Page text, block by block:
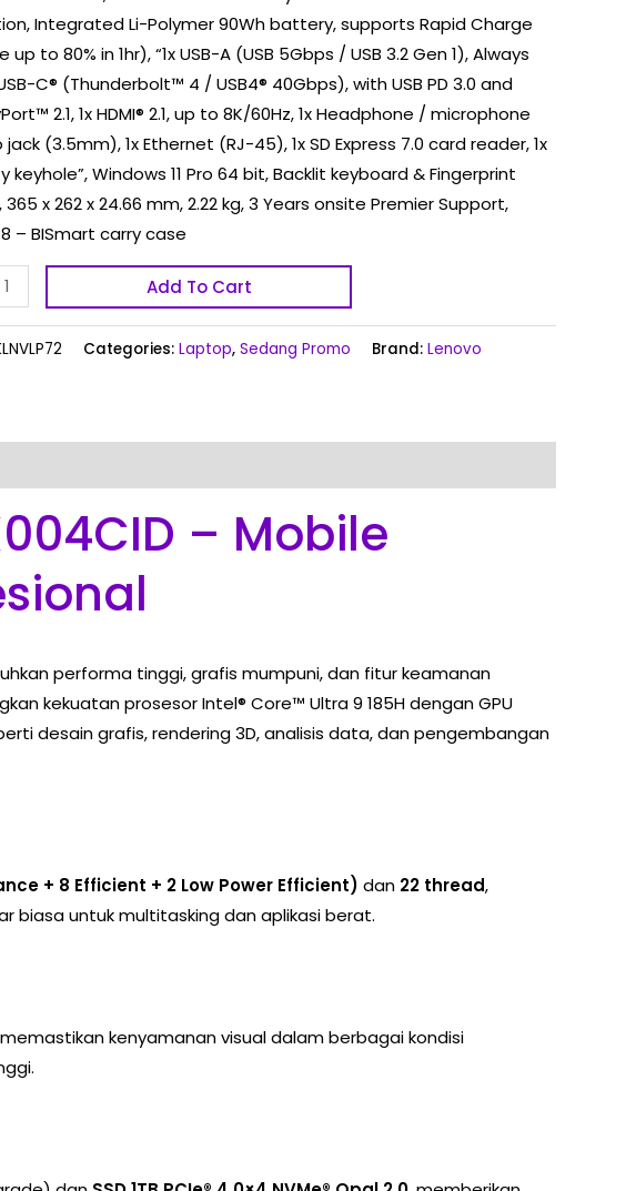
Integrated Li-Polymer 90Wh battery, supports Rapid Charge
up to 80% in 1hr), “1x USB-A (USB 5Gbps / USB 3.2 Gen 1), Always
C® (Thunderbolt™ 4 / USB4® 40Gbps), with USB PD 3.0 and
2.1, 1x HDMI® 2.1, up to 8K/60Hz, 1x Headphone / microphone
(3.5mm), 1x Ethernet (RJ-45), 1x SD Express 7.0 card reader, 1x
keyhole”, Windows 11 Pro 64 bit, Backlit keyboard & Fingerprint
x 262 x 24.66 mm, 2.22 kg, 3 Years onsite Premier Support,
– BISmart carry case
Add To Cart
Categories: Laptop, Sedang Promo Brand: Lenovo
– Mobile
performa tinggi, grafis mumpuni, dan fitur keamanan
kekuatan prosesor Intel® Core™ Ultra 9 185H dengan GPU
desain grafis, rendering 3D, analisis data, dan pengembangan
+ 8 Efficient + 2 Low Power Efficient) dan 22 thread,
biasa untuk multitasking dan aplikasi berat.
memastikan kenyamanan visual dalam berbagai kondisi